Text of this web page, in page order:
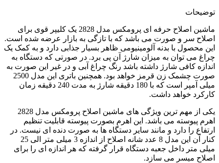
توضیحات
ماشین اصلاح حرفه ای پرومکس مدل 2828 یک کلیپر قوی برای
اصلاح سر و صورت می باشد که با تازگی به بازار عرضه شده است.
این محصول با بدنه آلومینیومی ظاهر بسیار جذابی دارد و به کمک یک
چراغ می توان به میزان شارژ آن پی برد. در صورتی که دستگاه به
اندازه کافی شارژ داشته باشد رنگ چراغ آبی و در غیر این صورت به
صورت چشمک زن قرمز خواهد بود. همچنین باتری این مدل 2500
میلی آمپر است که با 180 دقیقه شارژ به مدت 240 دقیقه زمان
کارکرد خواهد داشت.
یکی از مهم ترین ویژگی های ماشین اصلاح پرومکس مدل 2828
اهرم پیوسته می باشد. این اهرم بصورت پیوسته قابلیت تنظیم
ارتفاع را دارد و مانند سایر دستگاه ها به صورت دنده ای نیست. در
کنار آن این مدل 8 عدد شانه اصلاح از اندازه 3 میلی متر الی 25
میلی متر داخل جعبه دستگاه قرار گرفته که هر اندازه ای را برای
اصلاح میسر می سازد.